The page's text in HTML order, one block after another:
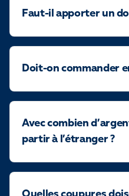
Faut-il apporter un
Doit-on commander
Avec combien
partir à l’étranger ?